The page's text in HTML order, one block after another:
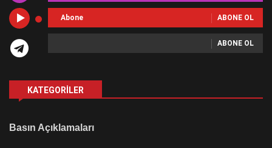
Abone ABONE OL
ABONE OL
KATEGORILER
Basın Açıklamaları